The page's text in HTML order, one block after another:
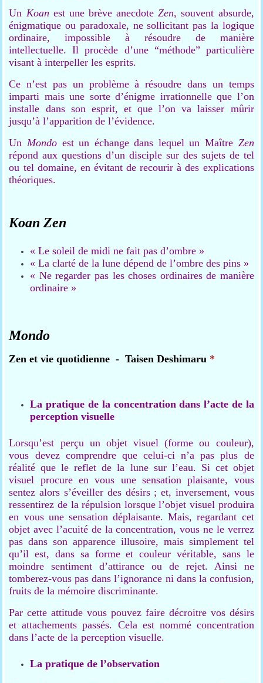
Un Koan est une brève anecdoteZen, souvent absurde,
énigmatique ou paradoxale, ne sollicitant pas la logique
ordinaire, impossible à résoudre de manière
intellectuelle. Il procède d’une “méthode” particulière
visant à interpeller les esprits.
Ce n’est pas un problème à résoudre dans un temps
imparti mais une sorte d’énigme irrationnelle que l’on
installe dans son esprit, et que l’on va laisser mûrir
jusqu’à l’apparition de l’évidence.
Un Mondo est un échange dans lequel un Maître Zen
répond aux questions d’un disciple sur des sujets de tel
ou tel domaine, en évitant de recourir à des explications
théoriques.
Koan Zen
« Le soleil de midi ne fait pas d’ombre »
« La clarté de la lune dépend de l’ombre des pins »
« Ne regarder pas les choses ordinaires de manière
ordinaire »
Mondo
Zen et vie quotidienne - Taisen Deshimaru *
La pratique de la concentration dans l’acte de la
perception visuelle
Lorsqu’est perçu un objet visuel (forme ou couleur),
vous devez comprendre que celui-ci n’a pas plus de
réalité que le reflet de la lune sur l’eau. Si cet objet
visuel procure en vous une sensation plaisante, vous
sentez alors s’éveiller des désirs ; et, inversement, vous
ressentirez de la répulsion lorsque l’objet visuel produira
en vous une sensation déplaisante. Mais, regardant cet
objet avec l’acuité de la concentration, vous ne le verrez
pas dans son apparence illusoire, mais simplement tel
qu’il est, dans sa forme et couleur véritable, sans le
moindre sentiment d’attirance ou de rejet. Ainsi ne
tomberez-vous pas dans l’ignorance ni dans la confusion,
fruits de la mémoire discriminante.
Par cette attitude vous pouvez faire décroitre vos désirs
et attachements passés. Cela est nommé concentration
dans l’acte de la perception visuelle.
La pratique de l’observation